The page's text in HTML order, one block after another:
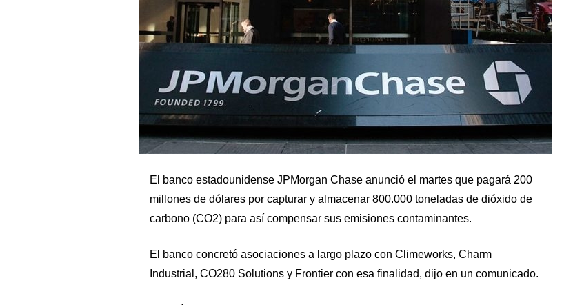
El banco estadounidense JPMorgan Chase anunció el martes que pagará 200
millones de dólares por capturar y almacenar 800.000 toneladas de dióxido de
carbono (CO2) para así compensar sus emisiones contaminantes.
El banco concretó asociaciones a largo plazo con Climeworks, Charm
Industrial, CO280 Solutions y Frontier con esa finalidad, dijo en un comunicado.